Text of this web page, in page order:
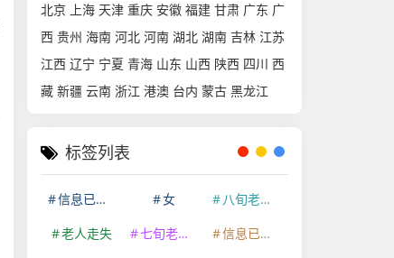
北京 上海 天津 重庆 安徽 福建 甘肃 广东 广
西 贵州 海南 河北 河南 湖北 湖南 吉林 江苏
江西 辽宁 宁夏 青海 山东 山西 陕西 四川 西
藏 新疆 云南 浙江 港澳 台内 蒙古 黑龙江
标签列表
信息已经删除 女
八旬老人走失
老人走失
七旬老人走失
信息已删除